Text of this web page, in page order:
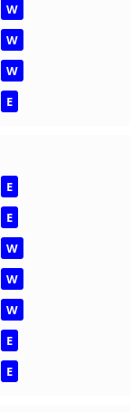
W
W
W
E
E
E
W
W
W
E
E